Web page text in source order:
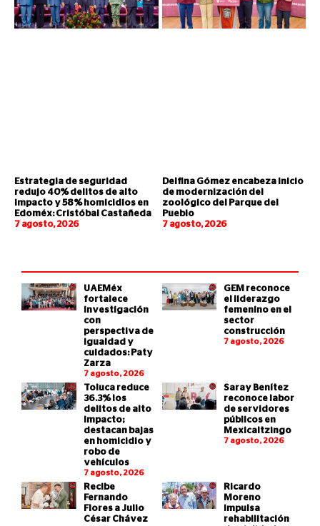
Estrategia de seguridad
redujo 40% delitos de alto
impacto y 58% homicidios en
Edoméx: Cristóbal Castañeda
7 agosto, 2026
Delfina Gómez encabeza inicio
de modernización del
zoológico del Parque del
Pueblo
7 agosto, 2026
UAEMéx
fortalece
investigación
con
perspectiva de
igualdad y
cuidados: Paty
Zarza
7 agosto, 2026
GEM reconoce
el liderazgo
femenino en el
sector
construcción
7 agosto, 2026
Toluca reduce
36.3% los
delitos de alto
impacto;
destacan bajas
en homicidio y
robo de
vehículos
7 agosto, 2026
Saray Benítez
reconoce labor
de servidores
públicos en
Mexicaltzingo
7 agosto, 2026
Recibe
Fernando
Flores a Julio
César Chávez
Ricardo
Moreno
impulsa
rehabilitación